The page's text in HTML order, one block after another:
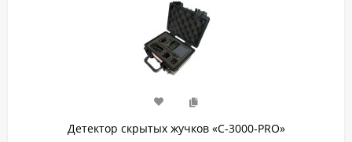
Детектор скрытых жучков «C-3000-PRO»